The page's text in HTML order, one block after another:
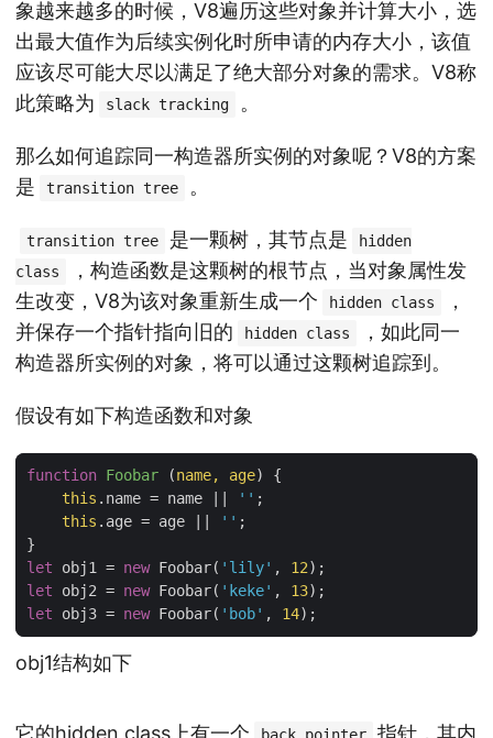
象越来越多的时候，V8遍历这些对象并计算大小，选
出最大值作为后续实例化时所申请的内存大小，该值
应该尽可能大尽以满足了绝大部分对象的需求。V8称
此策略为
slack tracking 。
那么如何追踪同一构造器所实例的对象呢？V8的方案
是
transition tree 。
transition tree 是一颗树，其节点是
hidden
class
，构造函数是这颗树的根节点，当对象属性发
生改变，V8为该对象重新生成一个
hidden class
，
并保存一个指针指向旧的
hidden class
，如此同一
构造器所实例的对象，将可以通过这颗树追踪到。
假设有如下构造函数和对象
function Foobar (name, age)
{
this . name = name '' ;
this . age = age '' ;
}
let
obj1 = new Foobar( 'lily' , 12);
let
obj2 = new Foobar( 'keke' , 13);
let
obj3 = new Foobar( 'bob' , 14);
obj1结构如下